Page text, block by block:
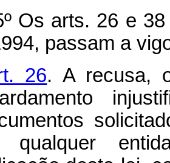
Os arts. 26 e
passam a
26. A recusa,
qualquer